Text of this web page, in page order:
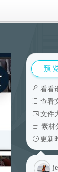
预
看看
查看
文件
素材
更新